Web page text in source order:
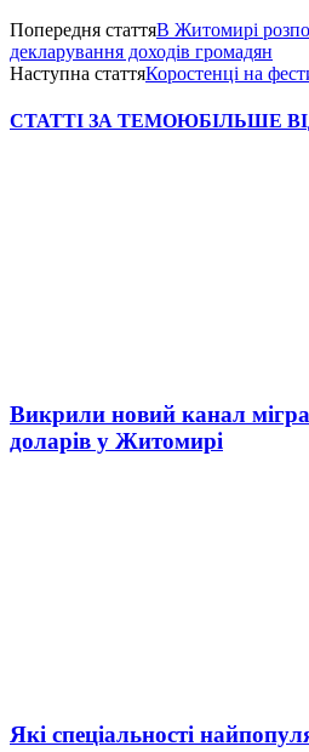
Попередня статтяВ Житомирі
декларування доходів громадян
Наступна статтяКоростенці на
СТАТТІ ЗА ТЕМОЮБІЛЬШЕ
Викрили новий канал
доларів у Житомирі
Які спеціальності